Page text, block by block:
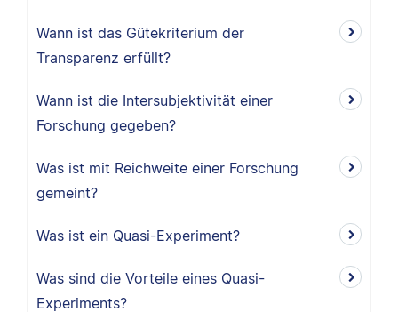
Wann ist das Gütekriterium der
Transparenz erfüllt?
Wann ist die Intersubjektivität einer
Forschung gegeben?
Was ist mit Reichweite einer Forschung
gemeint?
Was ist ein Quasi-Experiment?
Was sind die Vorteile eines Quasi-
Experiments?